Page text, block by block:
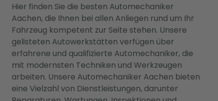
Hier finden Sie die besten Automechaniker
Aachen, die Ihnen bei allen Anliegen rund um Ihr
Fahrzeug kompetent zur Seite stehen. Unsere
gelisteten Autowerkstätten verfügen über
erfahrene und qualifizierte Automechaniker, die
mit modernsten Techniken und Werkzeugen
arbeiten. Unsere Automechaniker Aachen bieten
eine Vielzahl von Dienstleistungen, darunter